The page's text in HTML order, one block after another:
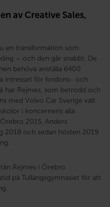
av Creative Sales,
en transformation som
– och den går snabbt. De
behöva anställa 6400
intresset för fordons- och
har Rejmes, som betrodd och
med Volvo Car Sverige valt
i koncernens alla
2015, Anders
2018 och sedan hösten 2019
Rejmes i Örebro
på Tullängsgymnasiet för att